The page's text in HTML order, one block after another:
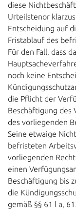
diese
Urteilstenor
Entscheidung auf
Fristablauf des
Für den Fall, dass
noch keine
die Pflicht der
Beschäftigung des
des vorliegenden
Seine etwaige
befristeten
vorliegenden
einen
Beschäftigung bis
die
gemäß §§ 61 l a,